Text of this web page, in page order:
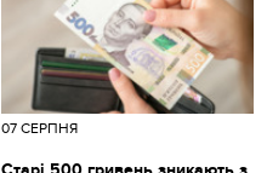
07 СЕРПНЯ